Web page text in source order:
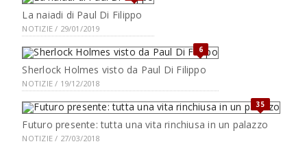
La naiadi di Paul Di Filippo
NOTIZIE / 29/01/2019
6
Sherlock Holmes visto da Paul Di Filippo
NOTIZIE / 19/12/2018
35
Futuro presente: tutta una vita rinchiusa in un palazzo
NOTIZIE / 27/03/2018